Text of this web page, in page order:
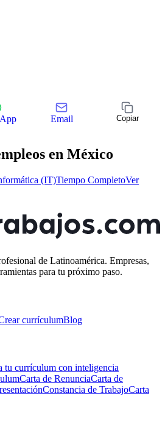
Email Copiar
en México
(IT)Tiempo CompletoVer
de Latinoamérica. Empresas,
para tu próximo paso.
currículumBlog
tu currículum con inteligencia
Carta de RenunciaCarta de
Constancia de TrabajoCarta